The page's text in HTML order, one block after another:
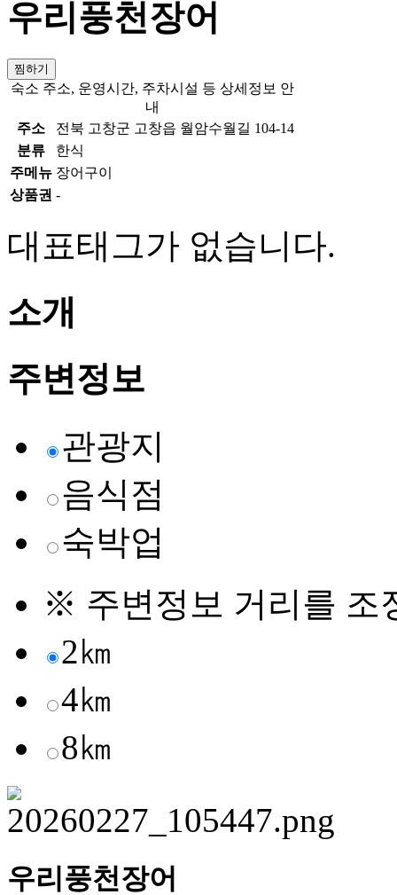
우리풍천장어
찜하기
숙소 주소, 운영시간, 주차시설 등 상세정보 안
내
주소
전북 고창군 고창읍 월암수월길 104-14
분류
한식
주메뉴 장어구이
상품권 -
대표태그가 없습니다.
소개
주변정보
관광지
음식점
숙박업
※ 주변정보 거리를 조
2㎞
4㎞
8㎞
우리풍천장어